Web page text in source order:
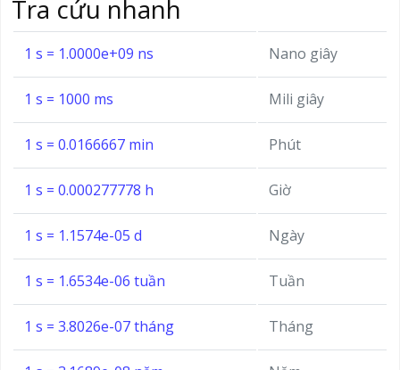
Tra cứu nhanh
1 s = 1.0000e+09 ns Nano giây
1 s = 1000 ms Mili giây
1 s = 0.0166667 min Phút
1 s = 0.000277778 h Giờ
1 s = 1.1574e-05 d Ngày
1 s = 1.6534e-06 tuần Tuần
1 s = 3.8026e-07 tháng Tháng